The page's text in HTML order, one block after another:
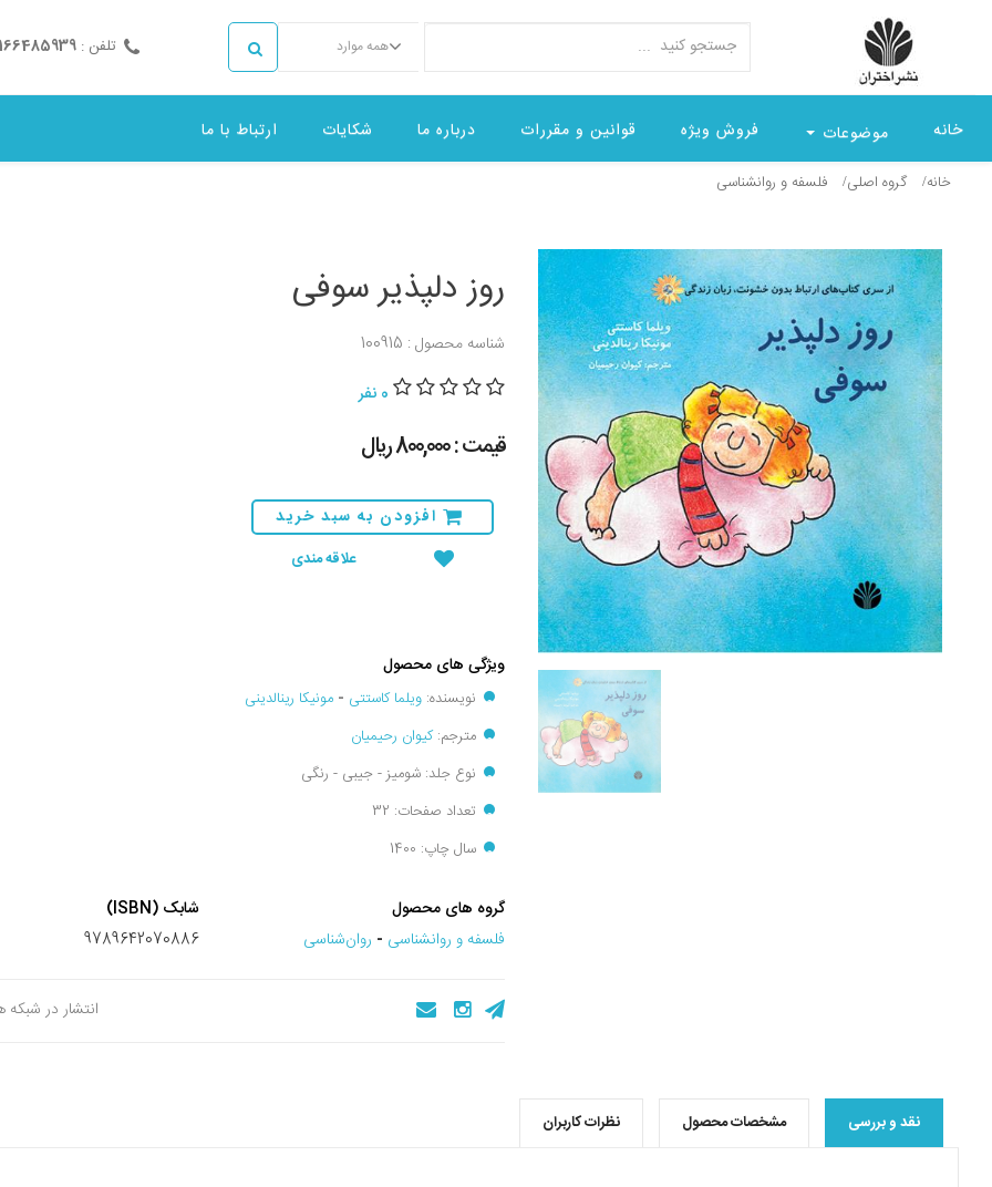
همه موارد تلفن :
خانه موضوعات فروش ویژه قوانین و مقررات درباره ما شکایات ارتباط با ما
خانه گروه اصلی فلسفه و روانشناسی
روز دلپذیر سوفی
شناسه محصول : 100915
0 نفر
قیمت : 800,000 ريال
افزودن به سبد خرید
علاقه مندی
ویژگی های محصول
نویسنده: ویلما کاستتی - مونیکا رینالدینی
مترجم:کیوان رحیمیان
نوع جلد: شومیز - جیبی - رنگی
تعداد صفحات: 32
سال چاپ: 1400
گروه های محصول
فلسفه و روانشناسی - روان‌شناسی
شابک (ISBN)
9789642070886
انتشار در
نقد و بررسی مشخصات محصول نظرات کاربران